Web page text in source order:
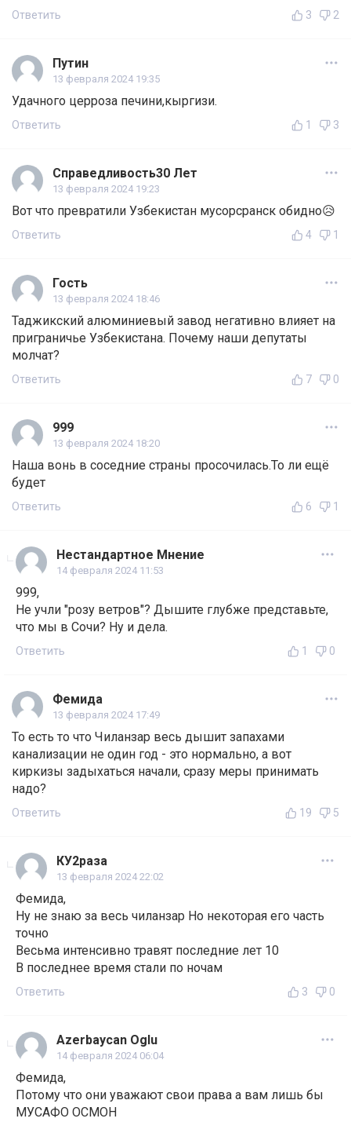
Ответить 3 2
Путин
13 февраля 2024 19:35
Удачного церроза печини,кыргизи.
Ответить 1 3
Справедливость30 Лет
13 февраля 2024 19:23
Вот что превратили Узбекистан мусорсранск обидно😥
Ответить 4 1
Гость
13 февраля 2024 18:46
Таджикский алюминиевый завод негативно влияет на
приграничье Узбекистана. Почему наши депутаты
молчат?
Ответить 7 0
999
13 февраля 2024 18:20
Наша вонь в соседние страны просочилась.То ли ещё
будет
Ответить 6 1
Нестандартное Мнение
14 февраля 2024 11:53
999,
Не учли "розу ветров"? Дышите глубже представьте,
что мы в Сочи? Ну и дела.
Ответить 1 0
Фемида
13 февраля 2024 17:49
То есть то что Чиланзар весь дышит запахами
канализации не один год - это нормально, а вот
киркизы задыхаться начали, сразу меры принимать
надо?
Ответить 19 5
КУ2раза
13 февраля 2024 22:02
Фемида,
Ну не знаю за весь чиланзар Но некоторая его часть
точно
Весьма интенсивно травят последние лет 10
В последнее время стали по ночам
Ответить 3 0
Azerbaycan Oglu
14 февраля 2024 06:04
Фемида,
Потому что они уважают свои права а вам лишь бы
МУСАФО ОСМОН